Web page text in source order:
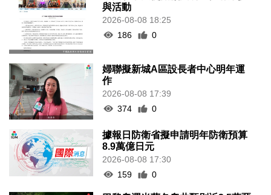
與活動
2026-08-08 18:25
186
0
婦聯擬新城A區設長者中心明年運
作
2026-08-08 17:39
374
0
據報日防衛省擬申請明年防衛預算
8.9萬億日元
2026-08-08 17:30
159
0